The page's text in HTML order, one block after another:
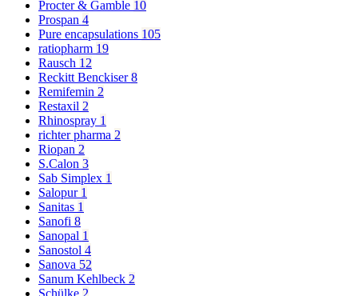
Procter & Gamble 10
Prospan 4
Pure encapsulations 105
ratiopharm 19
Rausch 12
Reckitt Benckiser8
Remifemin 2
Restaxil 2
Rhinospray 1
richter pharma 2
Riopan 2
S.Calon 3
Sab Simplex 1
Salopur 1
Sanitas 1
Sanofi 8
Sanopal 1
Sanostol 4
Sanova 52
Sanum Kehlbeck 2